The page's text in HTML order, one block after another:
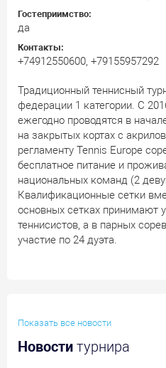
Гостеприимство:
да
Контакты:
+74912550600, +79155957292
Традиционный теннисный
федерации 1 категории. С
ежегодно проводятся в
на закрытых кортах с
регламенту Tennis Europe
бесплатное питание и
национальных команд (2
Квалификационные сетки
основных сетках принимают
теннисистов, а в парных
участие по 24 дуэта.
Показать все новости
Новости турнира